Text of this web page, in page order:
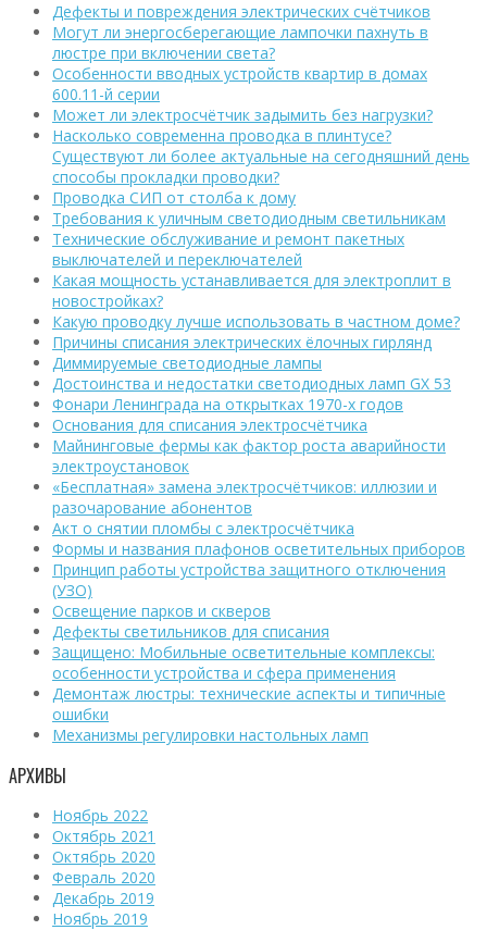
Дефекты и повреждения электрических счётчиков
Могут ли энергосберегающие лампочки пахнуть в
люстре при включении света?
Особенности вводных устройств квартир в домах
600.11-й серии
Может ли электросчётчик задымить без нагрузки?
Насколько современна проводка в плинтусе?
Существуют ли более актуальные на сегодняшний день
способы прокладки проводки?
Проводка СИП от столба к дому
Требования к уличным светодиодным светильникам
Технические обслуживание и ремонт пакетных
выключателей и переключателей
Какая мощность устанавливается для электроплит в
новостройках?
Какую проводку лучше использовать в частном доме?
Причины списания электрических ёлочных гирлянд
Диммируемые светодиодные лампы
Достоинства и недостатки светодиодных ламп GX 53
Фонари Ленинграда на открытках 1970-х годов
Основания для списания электросчётчика
Майнинговые фермы как фактор роста аварийности
электроустановок
«Бесплатная» замена электросчётчиков: иллюзии и
разочарование абонентов
Акт о снятии пломбы с электросчётчика
Формы и названия плафонов осветительных приборов
Принцип работы устройства защитного отключения
(УЗО)
Освещение парков и скверов
Дефекты светильников для списания
Защищено: Мобильные осветительные комплексы:
особенности устройства и сфера применения
Демонтаж люстры: технические аспекты и типичные
ошибки
Механизмы регулировки настольных ламп
АРХИВЫ
Ноябрь 2022
Октябрь 2021
Октябрь 2020
Февраль 2020
Декабрь 2019
Ноябрь 2019